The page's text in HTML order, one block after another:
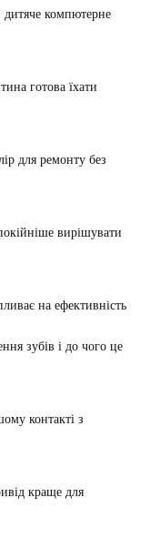
дитяче компютерне
готова їхати
для ремонту без
вирішувати
на ефективність
зубів і до чого це
контакті з
краще для